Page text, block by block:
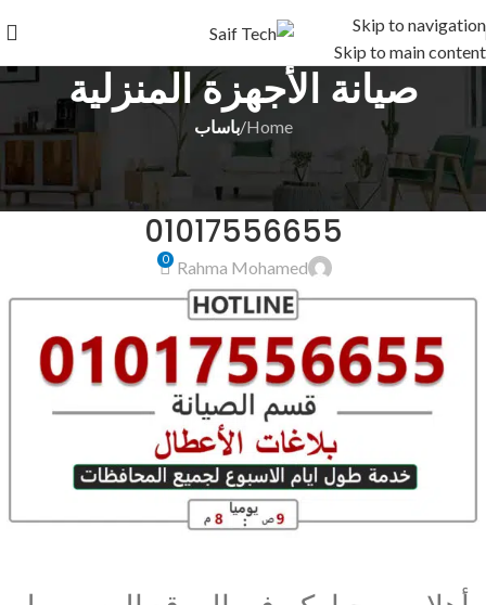
Skip to navigation
Skip to main content
صيانة الأجهزة المنزلية
Home
/باساب
باساب
صيانة باساب الدقهلية ميت غمر
01017556655
Rahma Mohamed
0